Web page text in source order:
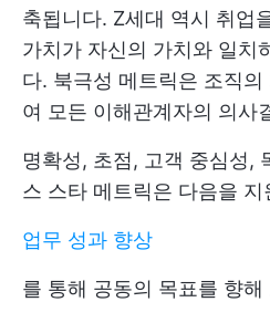
축됩니다. Z세대 역시 취업
가치가 자신의 가치와 일치
다. 북극성 메트릭은 조직
여 모든 이해관계자의 의사
명확성, 초점, 고객 중심성,
스 스타 메트릭은 다음을 지
업무 성과 향상
를 통해 공동의 목표를 향